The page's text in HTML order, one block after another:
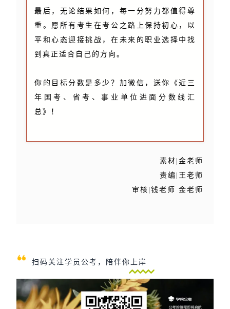
最后，无论结果如何，每一分努力都值得尊
重。愿所有考生在考公之路上保持初心，以
平和心态迎接挑战，在未来的职业选择中找
到真正适合自己的方向。
你的目标分数是多少？加微信，送你《近三
年国考、省考、事业单位进面分数线汇
总》！
素材|金老师
责编|王老师
审核|钱老师 金老师
扫码关注学员公考，陪伴你上岸